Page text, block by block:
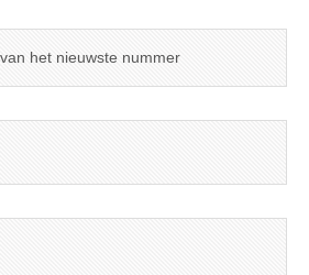
het nieuwste nummer